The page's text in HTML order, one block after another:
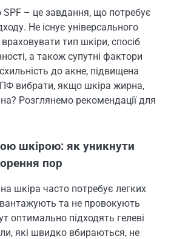
SPF – це завдання, що потребує
Не існує універсального
тип шкіри, спосіб
а також супутні фактори
до акне, підвищена
вибрати, якщо шкіра жирна,
Розглянемо рекомендації для
шкірою: як уникнути
пор
шкіра часто потребує легких
та не провокують
оптимально підходять гелеві
які швидко вбираються, не